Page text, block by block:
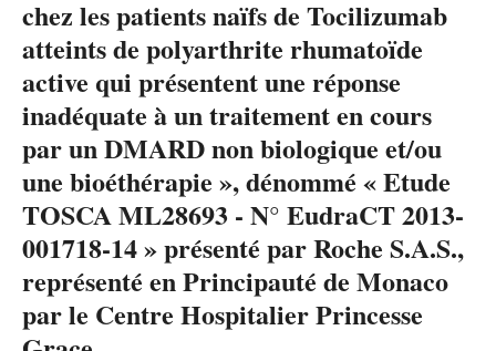
chez les patients naïfs de Tocilizumab
atteints de polyarthrite rhumatoïde
active qui présentent une réponse
inadéquate à un traitement en cours
par un DMARD non biologique et/ou
une bioéthérapie », dénommé « Etude
TOSCA ML28693 - N° EudraCT 2013-
001718-14 » présenté par Roche S.A.S.,
représenté en Principauté de Monaco
par le Centre Hospitalier Princesse